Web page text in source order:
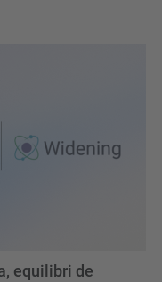
equilibri de